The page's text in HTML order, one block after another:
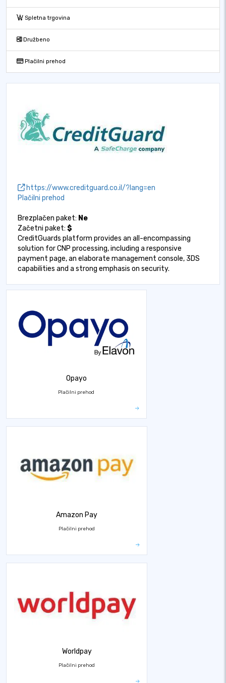
Spletna trgovina
Družbeno
Plačilni prehod
https://www.creditguard.co.il/?lang=en
Plačilni prehod
Brezplačen paket: Ne
Začetni paket: $
CreditGuards platform provides an all-encompassing
solution for CNP processing, including a responsive
payment page, an elaborate management console, 3DS
capabilities and a strong emphasis on security.
Opayo
Plačilni prehod
Amazon Pay
Plačilni prehod
Worldpay
Plačilni prehod